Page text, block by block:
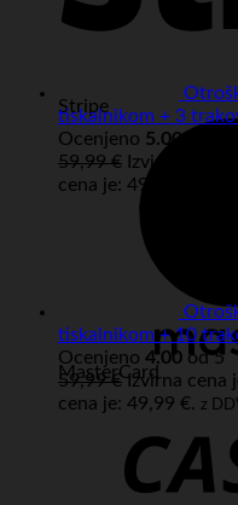
Stripe
MasterCard
tiskalnikom + 3
Ocenjeno 5.00od 5
59,99€ Izvirna cena
cena je: 49,99 €.
tiskalnikom + 10
Ocenjeno 4.00 od 5
59,99€ Izvirna cena
cena je: 49,99 €. z